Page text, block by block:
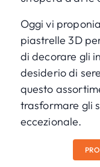
Oggi vi
piastrelle 3D
di decorare gli
desiderio di
questo
trasformare gli
eccezionale.